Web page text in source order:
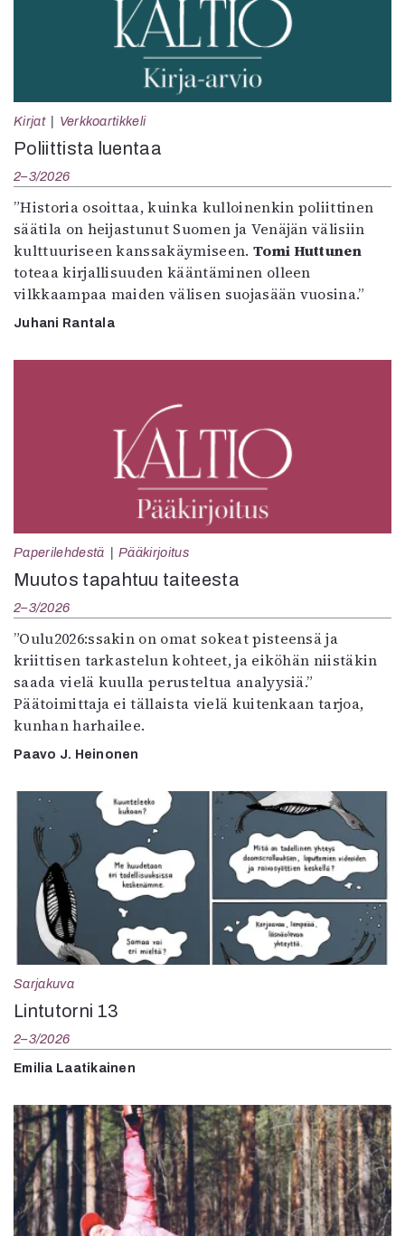
Kirjat Verkkoartikkeli
Poliittista luentaa
2–3/2026
”Historia osoittaa, kuinka kulloinenkin poliittinen
säätila on heijastunut Suomen ja Venäjän välisiin
kulttuuriseen kanssakäymiseen. Tomi Huttunen
toteaa kirjallisuuden kääntäminen olleen
vilkkaampaa maiden välisen suojasään vuosina.”
Juhani Rantala
Paperilehdestä Pääkirjoitus
Muutos tapahtuu taiteesta
2–3/2026
”Oulu2026:ssakin on omat sokeat pisteensä ja
kriittisen tarkastelun kohteet, ja eiköhän niistäkin
saada vielä kuulla perusteltua analyysiä.”
Päätoimittaja ei tällaista vielä kuitenkaan tarjoa,
kunhan harhailee.
Paavo J. Heinonen
Sarjakuva
Lintutorni 13
2–3/2026
Emilia Laatikainen